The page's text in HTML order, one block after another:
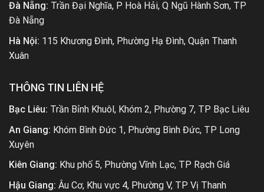
Đà Nẵng: Trần Đại Nghĩa, P Hoà Hải, Q Ngũ Hành Sơn, TP
Đà Nẵng
Hà Nội: 115 Khương Đình, Phường Hạ Đình, Quận Thanh
Xuân
THÔNG TIN LIÊN HỆ
Bạc Liêu: Trần Bỉnh Khuôl, Khóm 2, Phường 7, TP Bạc Liêu
An Giang: Khóm Bình Đức 1, Phường Bình Đức, TP Long
Xuyên
Kiên Giang: Khu phố 5, Phường Vĩnh Lạc, TP Rạch Giá
Hậu Giang: Âu Cơ, Khu vực 4, Phường V, TP Vị Thanh